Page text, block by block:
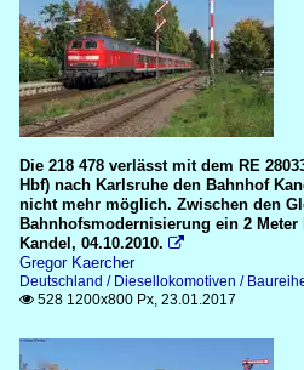
Die 218 478 verlässt mit dem RE
Hbf) nach Karlsruhe den Bahnhof
nicht mehr möglich. Zwischen den
Bahnhofsmodernisierung ein 2
Kandel, 04.10.2010. 
Gregor Kaercher
Deutschland / Diesellokomotiven /
 528 1200x800 Px, 23.01.2017